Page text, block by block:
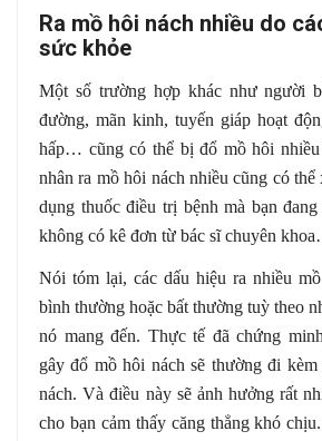
Ra mồ hôi nách nhiều do
sức khỏe
Một số trường hợp khác như người
đường, mãn kinh, tuyến giáp hoạt
hấp… cũng có thể bị đổ mồ hôi
nhân ra mồ hôi nách nhiều cũng có
dụng thuốc điều trị bệnh mà bạn
không có kê đơn từ bác sĩ chuyên
Nói tóm lại, các dấu hiệu ra nhiều
bình thường hoặc bất thường tuỳ theo
nó mang đến. Thực tế đã chứng
gây đổ mồ hôi nách sẽ thường đi
nách. Và điều này sẽ ảnh hưởng rất
cho bạn cảm thấy căng thẳng khó